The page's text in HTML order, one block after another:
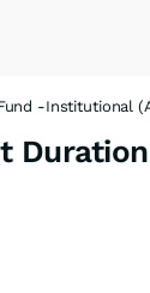
-Institutional